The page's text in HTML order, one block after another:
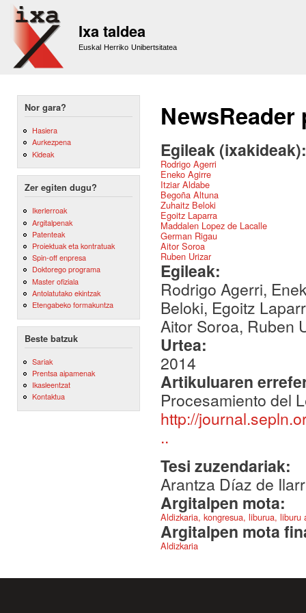
Ixa taldea
Euskal Herriko Unibertsitatea
Nor gara?
Hasiera
Aurkezpena
Kideak
Zer egiten dugu?
Ikerlerroak
Argitalpenak
Patenteak
Proiektuak eta kontratuak
Spin-off enpresa
Doktorego programa
Master ofiziala
Antolatutako ekintzak
Etengabeko formakuntza
Beste batzuk
Sariak
Prentsa aipamenak
Ikasleentzat
Kontaktua
NewsReader
Egileak
Rodrigo Agerri
Eneko Agirre
Itziar Aldabe
Begoña Altuna
Zuhaitz Beloki
Egoitz Laparra
Maddalen Lopez de Lacalle
German Rigau
Aitor Soroa
Ruben Urizar
Egileak:
Rodrigo Agerri,
Beloki, Egoitz
Aitor Soroa, Ruben
Urtea:
2014
Artikuluaren
Procesamiento del
http://
..
Tesi zuzendariak:
Arantza Díaz de
Argitalpen mota:
Aldizkaria, kongresua, liburua,
Argitalpen mota
Aldizkaria